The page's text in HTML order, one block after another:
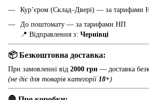
Кур’єром (Склад–Двері) — за тарифами
До поштомату — за тарифами НП
📍 Відправлення з: Чернівці
📦 Безкоштовна доставка:
При замовленні від 2000 грн — доставка
(не діє для товарів категорії 18+)